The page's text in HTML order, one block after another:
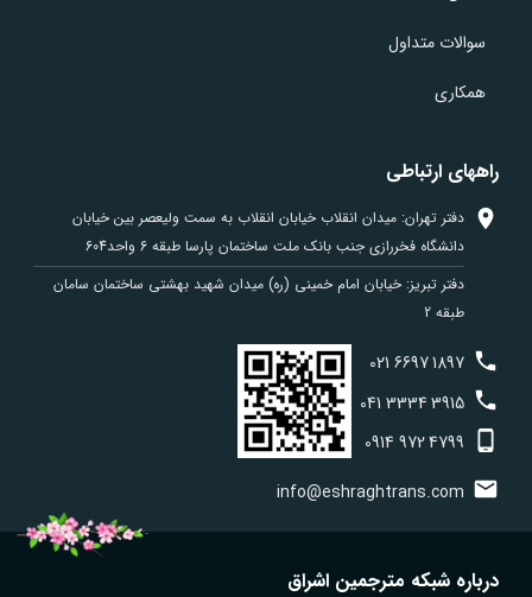
سوالات متداول
همکاری
راههای ارتباطی
دفتر تهران: میدان انقلاب خیابان انقلاب به سمت ولیعصر بین خیابان
دانشگاه فخررازی جنب بانک ملت ساختمان پارسا طبقه 6 واحد604
دفتر تبریز: خیابان امام خمینی (ره) میدان شهید بهشتی ساختمان سامان
طبقه 2
021 66971897
041 33343915
0914 9724799
info@eshraghtrans.com
درباره شبکه مترجمین اشراق